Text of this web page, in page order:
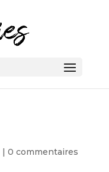
| 0 commentaires